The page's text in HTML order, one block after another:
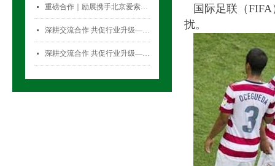
国际足联（FIFA
扰。
넷 重磅合作｜励展携手北京爱索塞瑞斯展览有限公司 全新升级国际气雾剂与金属容器展览会！
넷 深耕交流合作 共促行业升级——气雾剂委员会开展专项访问活动
넷 深耕交流合作 共促行业升级——气雾剂委员会开展专项访问活动